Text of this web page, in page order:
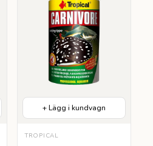
+ Lägg i kundvagn
TROPICAL